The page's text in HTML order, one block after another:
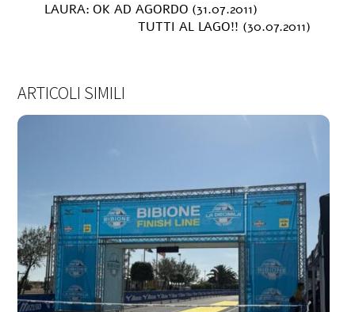
LAURA: OK AD AGORDO (31.07.2011)
TUTTI AL LAGO!! (30.07.2011)
ARTICOLI SIMILI